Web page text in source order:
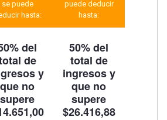
se puede
hasta:
puede deducir
hasta:
del
de
y
que no
supere
50% del
total de
ingresos y
que no
supere
$26.416,88